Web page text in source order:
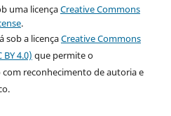
uma licençaCreative Commons
.
sob a licençaCreative Commons
4.0) que permite o
reconhecimento de autoria e